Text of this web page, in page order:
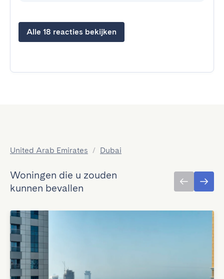
Alle 18 reacties bekijken
United Arab Emirates / Dubai
Woningen die u zouden
kunnen bevallen